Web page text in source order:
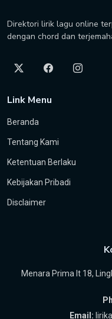
Direktori lirik lagu online
dengan chord dan
Link Menu
Beranda
Tentang Kami
Ketentuan Berlaku
Kebijakan Pribadi
Disclaimer
Menara Prima lt 18,
Email: